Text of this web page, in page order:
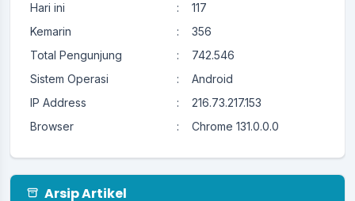
Hari ini :
117
Kemarin
:
356
Total Pengunjung
:
742.546
Sistem Operasi
:
Android
IP Address
:
216.73.217.153
Browser
: Chrome 131.0.0.0
Arsip Artikel